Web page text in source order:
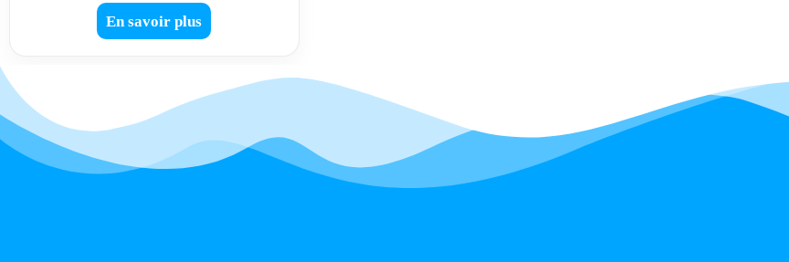
et adultes dès 12 ans, sont idéals pour
découvrir les bases, perfectionner ses
uniquement en septembre, octobre,
avril, mai et juin. Cours à l’unité.
En savoir plus